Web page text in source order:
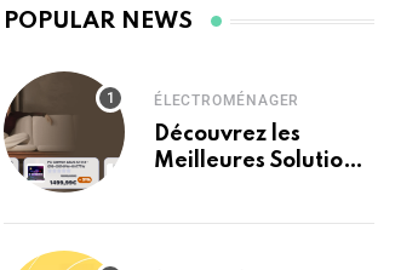
ÉLECTROMÉNAGER
Découvrez les
Meilleures Solutions